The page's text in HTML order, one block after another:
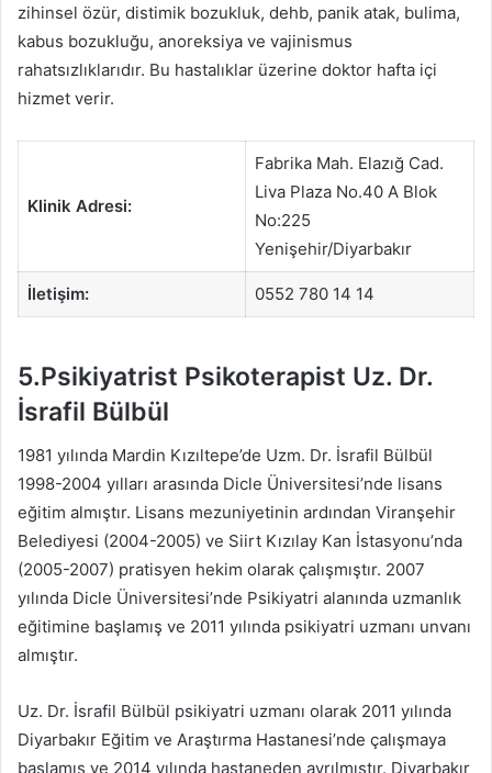
zihinsel özür, distimik bozukluk, dehb, panik atak, bulima,
kabus bozukluğu, anoreksiya ve vajinismus
rahatsızlıklarıdır. Bu hastalıklar üzerine doktor hafta içi
hizmet verir.
Klinik Adresi:
Fabrika Mah. Elazığ Cad.
Liva Plaza No.40 A Blok
No:225
Yenişehir/Diyarbakır
İletişim: 0552 780 14 14
5.Psikiyatrist Psikoterapist Uz. Dr.
İsrafil Bülbül
1981 yılında Mardin Kızıltepe’de Uzm. Dr. İsrafil Bülbül
1998-2004 yılları arasında Dicle Üniversitesi’nde lisans
eğitim almıştır. Lisans mezuniyetinin ardından Viranşehir
Belediyesi (2004-2005) ve Siirt Kızılay Kan İstasyonu’nda
(2005-2007) pratisyen hekim olarak çalışmıştır. 2007
yılında Dicle Üniversitesi’nde Psikiyatri alanında uzmanlık
eğitimine başlamış ve 2011 yılında psikiyatri uzmanı unvanı
almıştır.
Uz. Dr. İsrafil Bülbül psikiyatri uzmanı olarak 2011 yılında
Diyarbakır Eğitim ve Araştırma Hastanesi’nde çalışmaya
başlamış ve 2014 yılında hastaneden ayrılmıştır. Diyarbakır